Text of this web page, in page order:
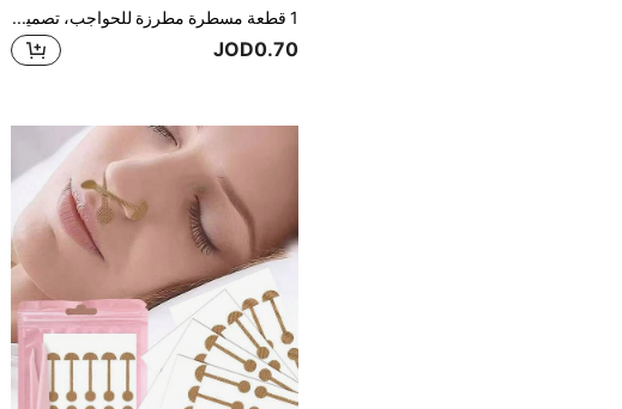
1 قطعة مسطرة مطرزة للحواجب، تصميم أفقي، قالب تشكيل الحواجب، أداة قالب الحواجب المتماثل، مع ميزان، أداة أساسية لأخصائيي التجميل
JOD0.70